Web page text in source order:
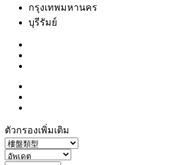
กรุงเทพมหานคร
บุรีรัมย์
ตัวกรองเพิ่มเติม